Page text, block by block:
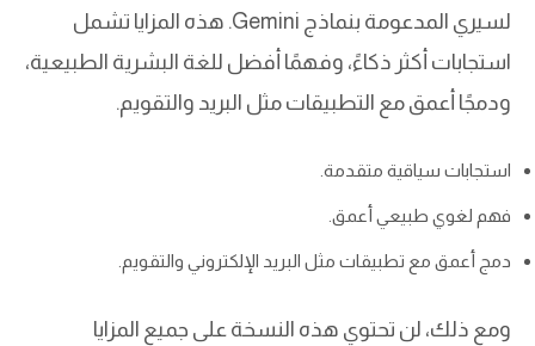
لسيري المدعومة بنماذج Gemini. هذه المزايا تشمل
استجابات أكثر ذكاءً، وفهمًا أفضل للغة البشرية الطبيعية،
ودمجًا أعمق مع التطبيقات مثل البريد والتقويم.
استجابات سياقية متقدمة.
فهم لغوي طبيعي أعمق.
دمج أعمق مع تطبيقات مثل البريد الإلكتروني والتقويم.
ومع ذلك، لن تحتوي هذه النسخة على جميع المزايا